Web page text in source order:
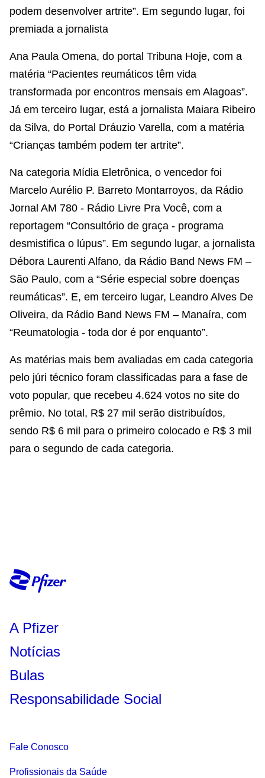
podem desenvolver artrite”. Em segundo lugar, foi
premiada a jornalista
Ana Paula Omena, do portal Tribuna Hoje, com a
matéria “Pacientes reumáticos têm vida
transformada por encontros mensais em Alagoas”.
Já em terceiro lugar, está a jornalista Maiara Ribeiro
da Silva, do Portal Dráuzio Varella, com a matéria
“Crianças também podem ter artrite”.
Na categoria Mídia Eletrônica, o vencedor foi
Marcelo Aurélio P. Barreto Montarroyos, da Rádio
Jornal AM 780 - Rádio Livre Pra Você, com a
reportagem “Consultório de graça - programa
desmistifica o lúpus”. Em segundo lugar, a jornalista
Débora Laurenti Alfano, da Rádio Band News FM –
São Paulo, com a “Série especial sobre doenças
reumáticas”. E, em terceiro lugar, Leandro Alves De
Oliveira, da Rádio Band News FM – Manaíra, com
“Reumatologia - toda dor é por enquanto”.
As matérias mais bem avaliadas em cada categoria
pelo júri técnico foram classificadas para a fase de
voto popular, que recebeu 4.624 votos no site do
prêmio. No total, R$ 27 mil serão distribuídos,
sendo R$ 6 mil para o primeiro colocado e R$ 3 mil
para o segundo de cada categoria.
A Pfizer
Notícias
Bulas
Responsabilidade Social
Fale Conosco
Profissionais da Saúde